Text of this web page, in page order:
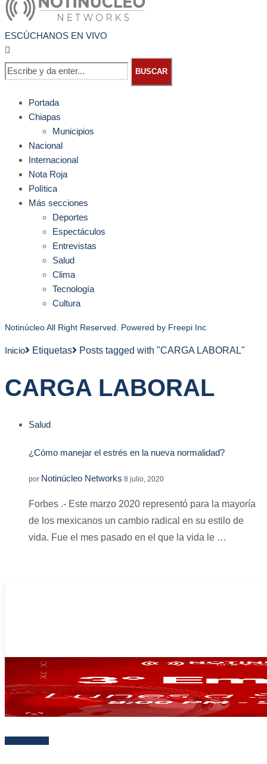
ESCÚCHANOS EN VIVO
BUSCAR
Portada
Chiapas
Municipios
Nacional
Internacional
Nota Roja
Política
Más secciones
Deportes
Espectáculos
Entrevistas
Salud
Clima
Tecnología
Cultura
Notinúcleo All Right Reserved. Powered by Freepi Inc
Inicio Etiquetas Posts tagged with "CARGA LABORAL"
CARGA LABORAL
Salud
¿Cómo manejar el estrés en la nueva normalidad?
por Notinúcleo Networks 8 julio, 2020
Forbes .- Este marzo 2020 representó para la mayoría
de los mexicanos un cambio radical en su estilo de
vida. Fue el mes pasado en el que la vida le …